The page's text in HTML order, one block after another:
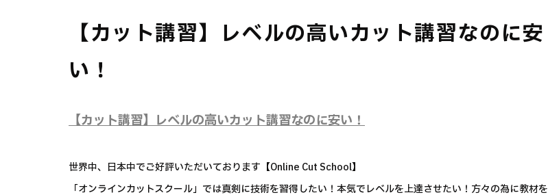
【カット講習】レベルの高いカット講習なのに安
い！
【カット講習】レベルの高いカット講習なのに安い！
世界中、日本中でご好評いただいております【Online Cut School】
「オンラインカットスクール」では真剣に技術を習得したい！本気でレベルを上達させたい！方々の為に教材を